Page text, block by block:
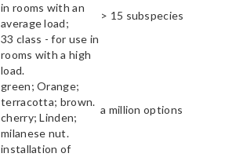
in rooms with an
average load;
33 class - for use in
rooms with a high
load.
> 15 subspecies
green; Orange;
terracotta; brown.
cherry; Linden;
milanese nut.
a million options
installation of